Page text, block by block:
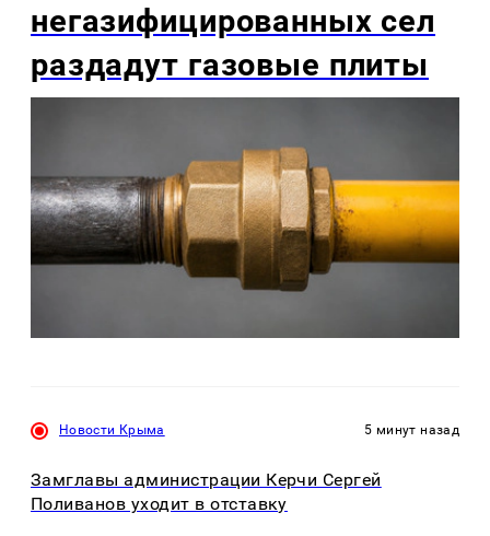
негазифицированных сел
раздадут газовые плиты
Новости Крыма 5 минут назад
Замглавы администрации Керчи Сергей
Поливанов уходит в отставку